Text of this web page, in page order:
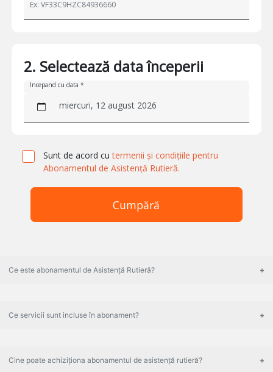
2. Selectează data începerii
Incepand cu data *
miercuri, 12 august 2026
Sunt de acord cutermenii și condițiile pentru
Abonamentul de Asistență Rutieră.
Cumpără
Ce este abonamentul de Asistență Rutieră?
Ce servicii sunt incluse în abonament?
Cine poate achiziționa abonamentul de asistență rutieră?